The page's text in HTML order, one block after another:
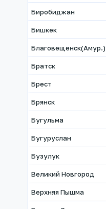
Биробиджан
Бишкек
Благовещенск(Амур.)
Братск
Брест
Брянск
Бугульма
Бугуруслан
Бузулук
Великий Новгород
Верхняя Пышма